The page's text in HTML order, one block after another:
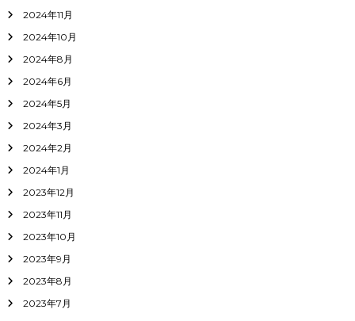
2024年11月
2024年10月
2024年8月
2024年6月
2024年5月
2024年3月
2024年2月
2024年1月
2023年12月
2023年11月
2023年10月
2023年9月
2023年8月
2023年7月